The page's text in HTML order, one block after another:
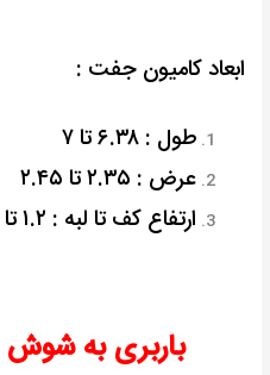
ابعاد کامیون جفت :
طول : ۶.۳۸ تا ۷
عرض : ۲.۳۵ تا ۲.۴۵
ارتفاع کف تا لبه : ۱.۲ تا ۱.۳
باربری به